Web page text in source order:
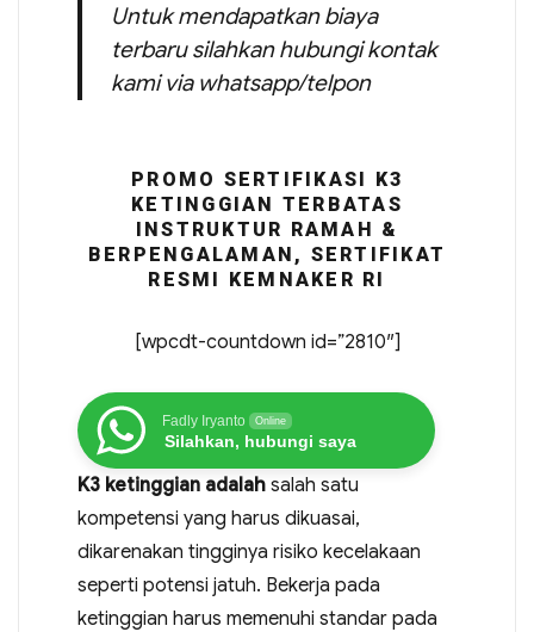
Untuk mendapatkan biaya
terbaru silahkan hubungi kontak
kami via whatsapp/telpon
PROMO SERTIFIKASI K3
KETINGGIAN TERBATAS
INSTRUKTUR RAMAH &
BERPENGALAMAN, SERTIFIKAT
RESMI KEMNAKER RI
[wpcdt-countdown id=”2810″]
Fadly Iryanto Online
Silahkan, hubungi saya
K3 ketinggian adalahsalah satu
kompetensi yang harus dikuasai,
dikarenakan tingginya risiko kecelakaan
seperti potensi jatuh. Bekerja pada
ketinggian harus memenuhi standar pada